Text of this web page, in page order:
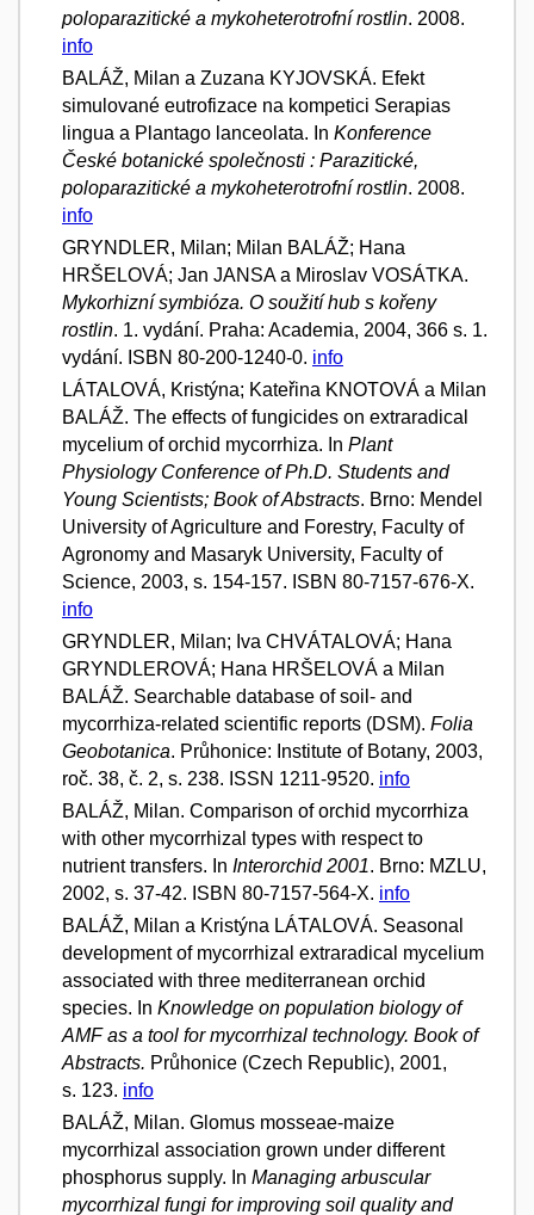
poloparazitické a mykoheterotrofní rostlin. 2008.
info
BALÁŽ, Milan a Zuzana KYJOVSKÁ. Efekt
simulované eutrofizace na kompetici Serapias
lingua a Plantago lanceolata. In Konference
České botanické společnosti : Parazitické,
poloparazitické a mykoheterotrofní rostlin. 2008.
info
GRYNDLER, Milan; Milan BALÁŽ; Hana
HRŠELOVÁ; Jan JANSA a Miroslav VOSÁTKA.
Mykorhizní symbióza. O soužití hub s kořeny
rostlin. 1. vydání. Praha: Academia, 2004, 366 s. 1.
vydání. ISBN 80-200-1240-0. info
LÁTALOVÁ, Kristýna; Kateřina KNOTOVÁ a Milan
BALÁŽ. The effects of fungicides on extraradical
mycelium of orchid mycorrhiza. In Plant
Physiology Conference of Ph.D. Students and
Young Scientists; Book of Abstracts. Brno: Mendel
University of Agriculture and Forestry, Faculty of
Agronomy and Masaryk University, Faculty of
Science, 2003, s. 154-157. ISBN 80-7157-676-X.
info
GRYNDLER, Milan; Iva CHVÁTALOVÁ; Hana
GRYNDLEROVÁ; Hana HRŠELOVÁ a Milan
BALÁŽ. Searchable database of soil- and
mycorrhiza-related scientific reports (DSM). Folia
Geobotanica. Průhonice: Institute of Botany, 2003,
roč. 38, č. 2, s. 238. ISSN 1211-9520. info
BALÁŽ, Milan. Comparison of orchid mycorrhiza
with other mycorrhizal types with respect to
nutrient transfers. In Interorchid 2001. Brno: MZLU,
2002, s. 37-42. ISBN 80-7157-564-X. info
BALÁŽ, Milan a Kristýna LÁTALOVÁ. Seasonal
development of mycorrhizal extraradical mycelium
associated with three mediterranean orchid
species. In Knowledge on population biology of
AMF as a tool for mycorrhizal technology. Book of
Abstracts. Průhonice (Czech Republic), 2001,
s. 123. info
BALÁŽ, Milan. Glomus mosseae-maize
mycorrhizal association grown under different
phosphorus supply. In Managing arbuscular
mycorrhizal fungi for improving soil quality and